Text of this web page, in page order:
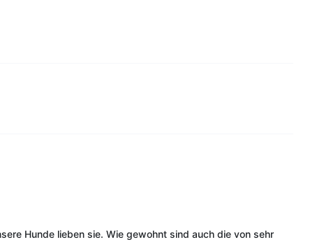
Hunde lieben sie. Wie gewohnt sind auch die von sehr